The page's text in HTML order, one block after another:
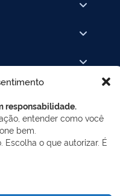
responsabilidade.
entender como você
bem.
Escolha o que autorizar. É